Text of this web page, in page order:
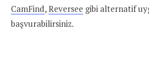
CamFind,Reversee gibi alternatif
başvurabilirsiniz.